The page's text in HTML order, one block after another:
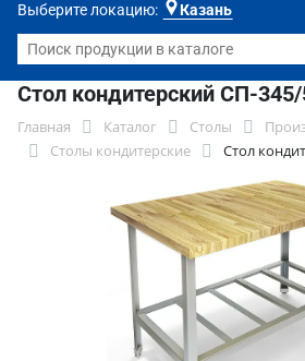
Выберите локацию: Казань
Стол кондитерский СП-
Главная Каталог Столы
Столы кондитерские
Стол